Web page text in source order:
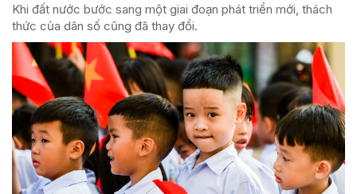
Khi đất nước bước sang một giai đoạn phát triển mới, thách
thức của dân số cũng đã thay đổi.